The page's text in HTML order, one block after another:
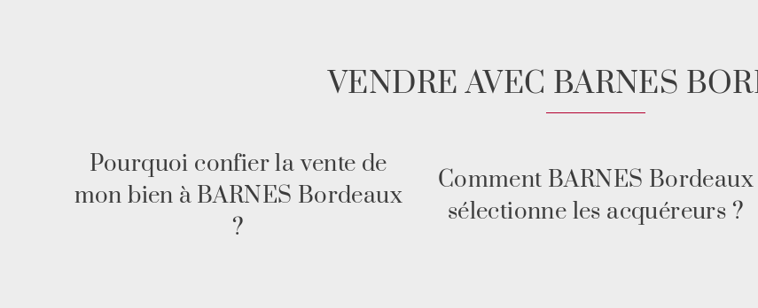
VENDRE AVEC BARNES
Pourquoi confier la vente de
mon bien à BARNES Bordeaux
?
Comment BARNES Bordeaux
sélectionne les acquéreurs ?